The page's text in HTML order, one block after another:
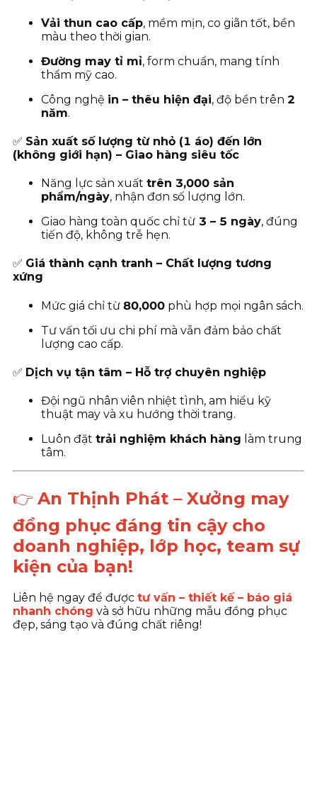
Vải thun cao cấp, mềm mịn, co giãn tốt, bền
màu theo thời gian.
Đường may tỉ mỉ, form chuẩn, mang tính
thẩm mỹ cao.
Công nghệ in – thêu hiện đại, độ bền trên 2
năm.
✅ Sản xuất số lượng từ nhỏ (1 áo) đến lớn
(không giới hạn) – Giao hàng siêu tốc
Năng lực sản xuất trên 3,000 sản
phẩm/ngày, nhận đơn số lượng lớn.
Giao hàng toàn quốc chỉ từ 3 – 5 ngày, đúng
tiến độ, không trễ hẹn.
✅ Giá thành cạnh tranh – Chất lượng tương
xứng
Mức giá chỉ từ 80,000 phù hợp mọi ngân sách.
Tư vấn tối ưu chi phí mà vẫn đảm bảo chất
lượng cao cấp.
✅ Dịch vụ tận tâm – Hỗ trợ chuyên nghiệp
Đội ngũ nhân viên nhiệt tình, am hiểu kỹ
thuật may và xu hướng thời trang.
Luôn đặt trải nghiệm khách hàng làm trung
tâm.
👉 An Thịnh Phát – Xưởng may
đồng phục đáng tin cậy cho
doanh nghiệp, lớp học, team sự
kiện của bạn!
Liên hệ ngay để được tư vấn – thiết kế – báo giá
nhanh chóng và sở hữu những mẫu đồng phục
đẹp, sáng tạo và đúng chất riêng!